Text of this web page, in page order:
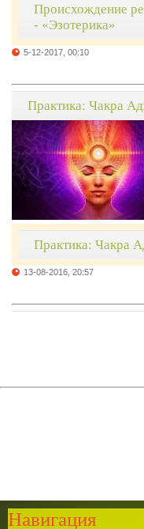
Происхождение
- «Эзотерика»
5-12-2017, 00:10
Практика: Чакра
Практика: Чакра
13-08-2016, 20:57
Навигация